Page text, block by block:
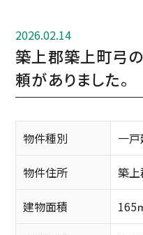
2026.02.14
築上郡築上町弓
頼がありました。
物件種別 一
物件住所 築
建物面積 165